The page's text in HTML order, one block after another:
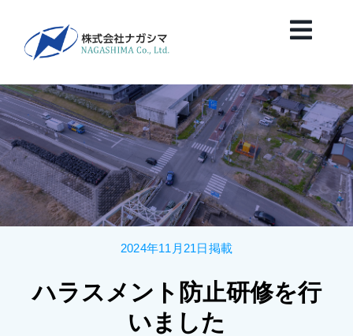
content
HOME
News
会社案内
保有船舶紹介
2024年11月21日掲載
ハラスメント防止研修を行
いました